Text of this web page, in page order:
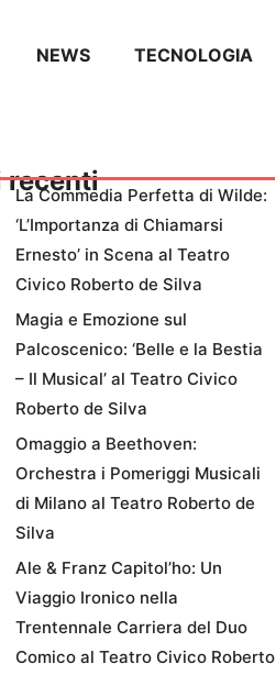
NEWS TECNOLOGIA
La Commedia Perfetta di Wilde:
‘L’Importanza di Chiamarsi
Ernesto’ in Scena al Teatro
Civico Roberto de Silva
Magia e Emozione sul
Palcoscenico: ‘Belle e la Bestia
– Il Musical’ al Teatro Civico
Roberto de Silva
Omaggio a Beethoven:
Orchestra i Pomeriggi Musicali
di Milano al Teatro Roberto de
Silva
Ale & Franz Capitol’ho: Un
Viaggio Ironico nella
Trentennale Carriera del Duo
Comico al Teatro Civico Roberto